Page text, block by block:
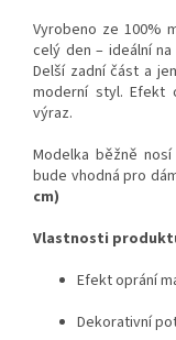
Vyrobeno ze 100%
celý den – ideální
Delší zadní část a
moderní styl. Efekt
výraz.
Modelka běžně nosí
bude vhodná pro
cm)
Vlastnosti
Efekt oprání
Dekorativní